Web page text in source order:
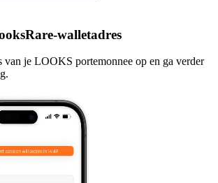
walletadres
van je LOOKS portemonnee op en ga verder